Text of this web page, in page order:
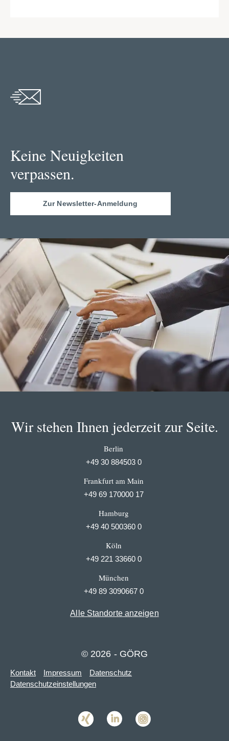
Keine Neuigkeiten
verpassen.
Zur Newsletter-Anmeldung
Wir stehen Ihnen jederzeit zur Seite.
Berlin
+49 30 884503 0
Frankfurt am Main
+49 69 170000 17
Hamburg
+49 40 500360 0
Köln
+49 221 33660 0
München
+49 89 3090667 0
Alle Standorte anzeigen
© 2026 - GÖRG
Kontakt Impressum
Datenschutz
Datenschutzeinstellungen